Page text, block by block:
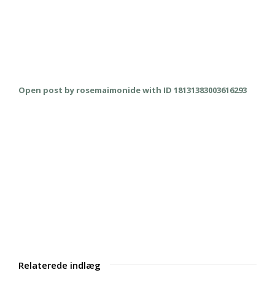
Open post by rosemaimonide with ID 18131383003616293
Relaterede indlæg